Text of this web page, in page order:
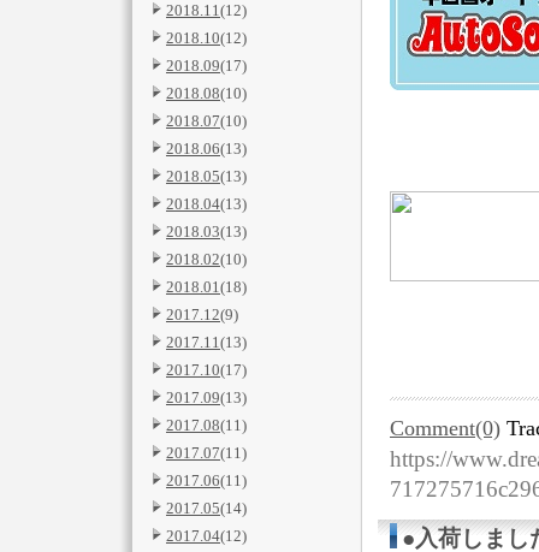
2018.11(12)
2018.10(12)
2018.09(17)
2018.08(10)
2018.07(10)
2018.06(13)
2018.05(13)
2018.04(13)
2018.03(13)
2018.02(10)
2018.01(18)
2017.12(9)
2017.11(13)
2017.10(17)
2017.09(13)
2017.08(11)
2017.07(11)
2017.06(11)
2017.05(14)
2017.04(12)
Comment(0)
https://
●入荷しま